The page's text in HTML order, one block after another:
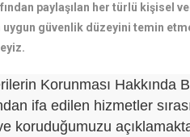
paylaşılan her türlü
güvenlik düzeyini temin
Korunması Hakkında
ifa edilen hizmetler
koruduğumuzu